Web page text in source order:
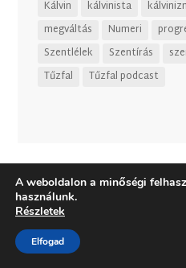
Kálvin
kálvinista
megváltás
Numeri
Szentlélek
Szentírás
Tűzfal
Tűzfal podcast
Dizájn:
A weboldalon a minőségi
használunk.
Részletek
Elfogad